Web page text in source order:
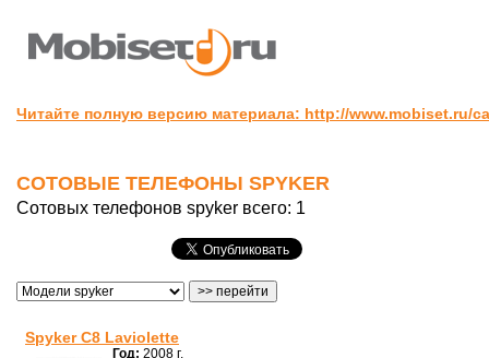
Читайте полную версию материала: http://www.mobiset.ru/
СОТОВЫЕ ТЕЛЕФОНЫ SPYKER
Сотовых телефонов spyker всего: 1
Spyker C8 Laviolette
Год: 2008 г.